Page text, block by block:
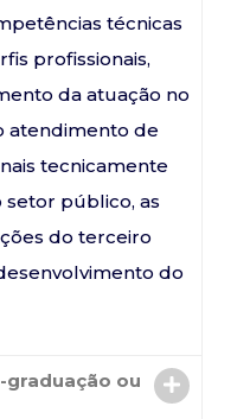
técnicas
profissionais,
da atuação no
atendimento de
tecnicamente
setor público, as
do terceiro
do
graduação ou